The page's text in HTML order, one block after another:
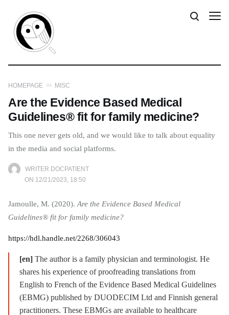
HOMEPAGE MISC
WRITER DOCPATIENT
ON 12/21/2023, 18:50
Are the Evidence Based Medical
Guidelines® fit for family medicine?
This one never gets old, and we would like to talk about equality
in the media and social platforms.
Jamoulle, M. (2020). Are the Evidence Based Medical
Guidelines® fit for family medicine?
https://hdl.handle.net/2268/306043
[en] The author is a family physician and terminologist. He
shares his experience of proofreading translations from
English to French of the Evidence Based Medical Guidelines
(EBMG) published by DUODECIM Ltd and Finnish general
practitioners. These EBMGs are available to healthcare